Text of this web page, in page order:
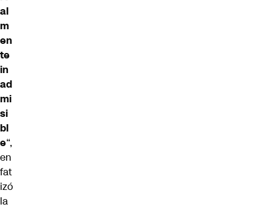
al
m
en
te
in
ad
mi
si
bl
e“,
en
fat
izó
la